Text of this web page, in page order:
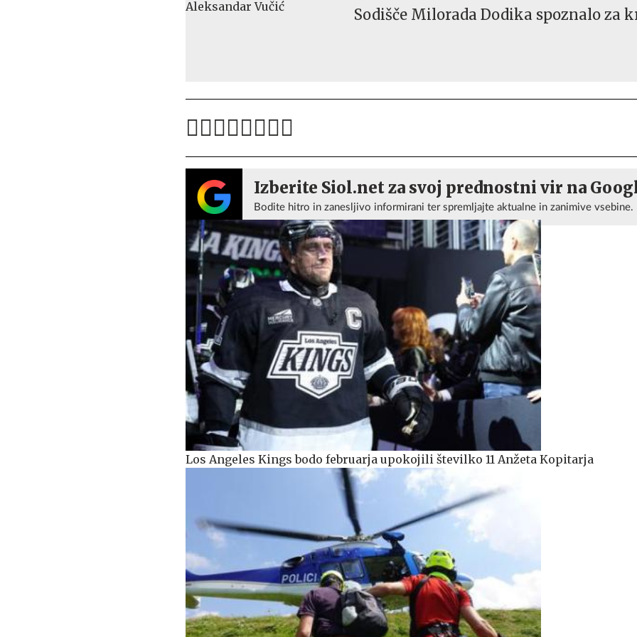
Sodišče Milorada Dodika spoznalo za
Izberite Siol.net za svoj prednostni vir na
Bodite hitro in zanesljivo informirani ter spremljajte aktualne in zanimive vsebine.
Los Angeles Kings bodo februarja upokojili številko 11 Anžeta Kopitarja